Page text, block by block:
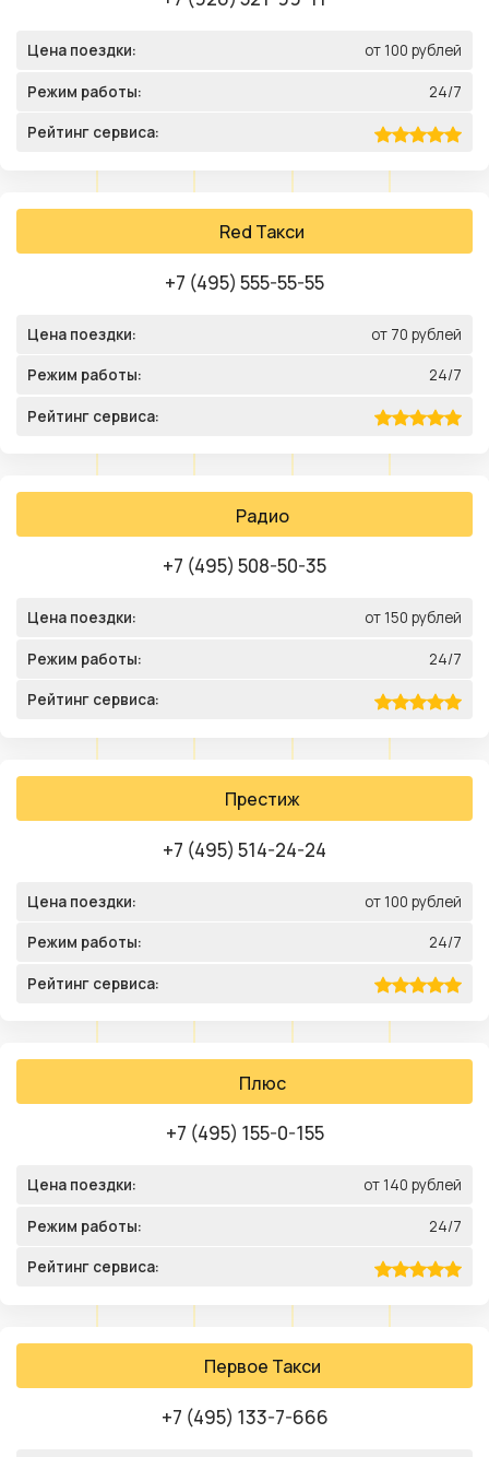
Цена поездки: от 100 рублей
Режим работы: 24/7
Рейтинг сервиса:
Red Такси
+7 (495) 555-55-55
Цена поездки: от 70 рублей
Режим работы: 24/7
Рейтинг сервиса:
Радио
+7 (495) 508-50-35
Цена поездки: от 150 рублей
Режим работы: 24/7
Рейтинг сервиса:
Престиж
+7 (495) 514-24-24
Цена поездки: от 100 рублей
Режим работы: 24/7
Рейтинг сервиса:
Плюс
+7 (495) 155-0-155
Цена поездки: от 140 рублей
Режим работы: 24/7
Рейтинг сервиса:
Первое Такси
+7 (495) 133-7-666